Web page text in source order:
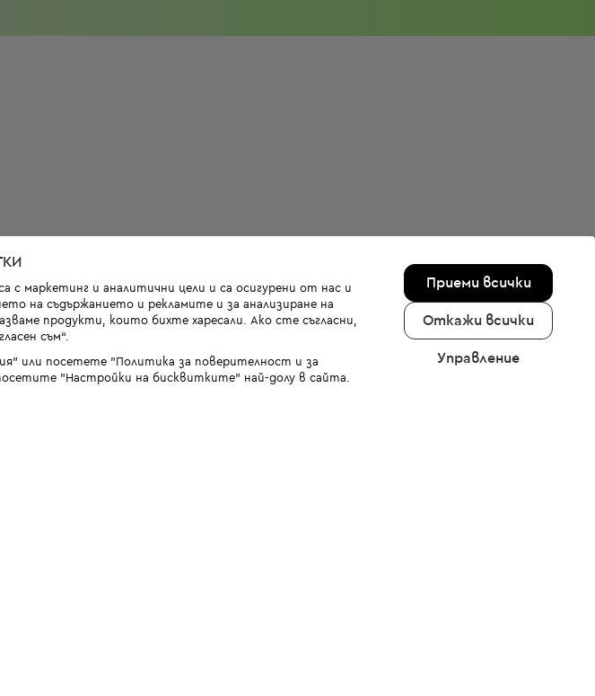
с маркетинг и аналитични цели и са осигурени от нас и
на съдържанието и рекламите и за анализиране на
продукти, които бихте харесали. Ако сте съгласни,
съм“.
или посетете "Политика за поверителност и за
"Настройки на бисквитките" най-долу в сайта.
Приеми всички
Откажи всички
Управление